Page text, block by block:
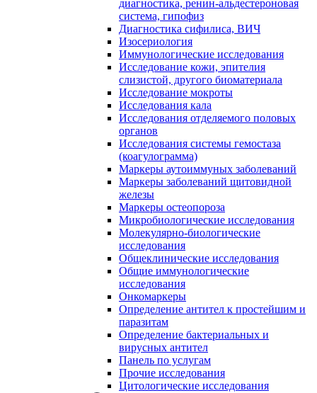
диагностика, ренин-альдестероновая
система, гипофиз
Диагностика сифилиса, ВИЧ
Изосериология
Иммунологические исследования
Исследование кожи, эпителия
слизистой, другого биоматериала
Исследование мокроты
Исследования кала
Исследования отделяемого половых
органов
Исследования системы гемостаза
(коагулограмма)
Маркеры аутоиммуных заболеваний
Маркеры заболеваний щитовидной
железы
Маркеры остеопороза
Микробиологические исследования
Молекулярно-биологические
исследования
Общеклинические исследования
Общие иммунологические
исследования
Онкомаркеры
Определение антител к простейшим и
паразитам
Определение бактериальных и
вирусных антител
Панель по услугам
Прочие исследования
Цитологические исследования